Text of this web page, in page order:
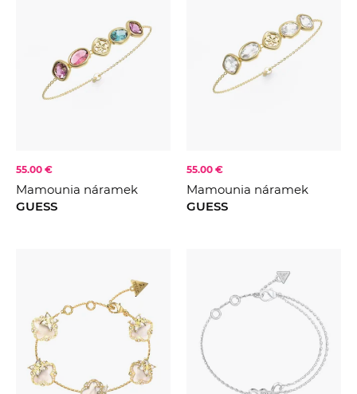
55.00 €
Mamounia náramek
GUESS
55.00 €
Mamounia náramek
GUESS